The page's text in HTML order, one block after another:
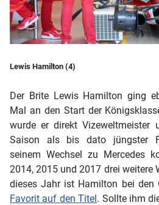
Lewis Hamilton (4)
Der Brite Lewis Hamilton ging
Mal an den Start der
wurde er direkt Vizeweltmeister
Saison als bis dato jüngster
seinem Wechsel zu Mercedes
2014, 2015 und 2017 drei weitere
dieses Jahr ist Hamilton bei den
Favorit auf den Titel. Sollte ihm